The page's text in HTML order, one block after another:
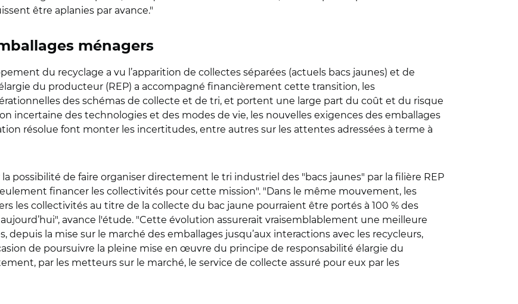
être aplanies par avance."
ménagers
du recyclage a vu l’apparition de collectes séparées (actuels bacs jaunes) et de
du producteur (REP) a accompagné financièrement cette transition, les
des schémas de collecte et de tri, et portent une large part du coût et du risque
incertaine des technologies et des modes de vie, les nouvelles exigences des emballages
résolue font monter les incertitudes, entre autres sur les attentes adressées à terme à
possibilité de faire organiser directement le tri industriel des "bacs jaunes" par la filière REP
financer les collectivités pour cette mission". "Dans le même mouvement, les
les collectivités au titre de la collecte du bac jaune pourraient être portés à 100 % des
avance l'étude. "Cette évolution assurerait vraisemblablement une meilleure
depuis la mise sur le marché des emballages jusqu’aux interactions avec les recycleurs,
de poursuivre la pleine mise en œuvre du principe de responsabilité élargie du
par les metteurs sur le marché, le service de collecte assuré pour eux par les